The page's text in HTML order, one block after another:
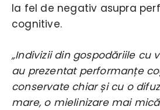
la fel de negativ asupra
cognitive.
„Indivizii din gospodăriile cu
au prezentat performanțe
conservate chiar și cu o
mare, o mielinizare mai